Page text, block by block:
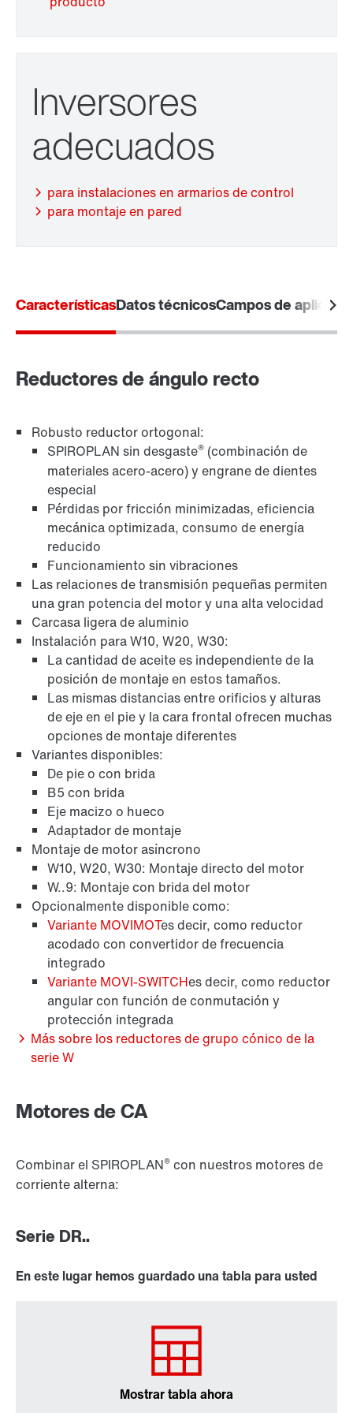
Adaptadores
Garantía ampliada
Protección de superficies y anticorrosión
Sistemas de encóder
Inversores
adecuados
para instalaciones en armarios de control
para montaje en pared
CaracterísticasDatos técnicosCampos de
Reductores de ángulo recto
Robusto reductor ortogonal:
SPIROPLAN sin desgaste® (combinación de
materiales acero-acero) y engrane de dientes
especial
Pérdidas por fricción minimizadas, eficiencia
mecánica optimizada, consumo de energía
reducido
Funcionamiento sin vibraciones
Las relaciones de transmisión pequeñas permiten
una gran potencia del motor y una alta velocidad
Carcasa ligera de aluminio
Instalación para W10, W20, W30:
La cantidad de aceite es independiente de la
posición de montaje en estos tamaños.
Las mismas distancias entre orificios y alturas
de eje en el pie y la cara frontal ofrecen muchas
opciones de montaje diferentes
Variantes disponibles:
De pie o con brida
B5 con brida
Eje macizo o hueco
Adaptador de montaje
Montaje de motor asíncrono
W10, W20, W30: Montaje directo del motor
W..9: Montaje con brida del motor
Opcionalmente disponible como:
Variante MOVIMOTes decir, como reductor
acodado con convertidor de frecuencia
integrado
Variante MOVI-SWITCHes decir, como reductor
angular con función de conmutación y
protección integrada
Más sobre los reductores de grupo cónico de la
serie W
Motores de CA
Combinar el SPIROPLAN® con nuestros motores de
corriente alterna:
Serie DR..
En este lugar hemos guardado una tabla para usted
Mostrar tabla ahora